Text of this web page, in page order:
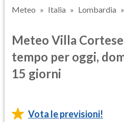
Meteo Italia Lombardia
Meteo Villa
tempo per oggi,
15 giorni
Vota le previsioni!